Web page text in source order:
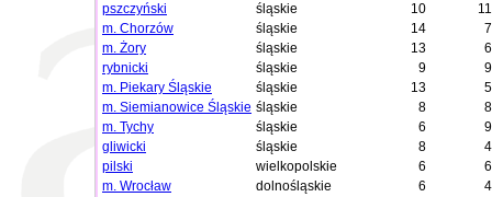
pszczyński
śląskie 10
11
m. Chorzów
śląskie 14
7
m. Żory
śląskie 13
6
rybnicki
śląskie 9
9
m. Piekary Śląskie
śląskie 13
5
m. Siemianowice Śląskie śląskie 8
8
m. Tychy
śląskie 6
9
gliwicki
śląskie 8
4
pilski
wielkopolskie 6
6
m. Wrocław
dolnośląskie 6
4